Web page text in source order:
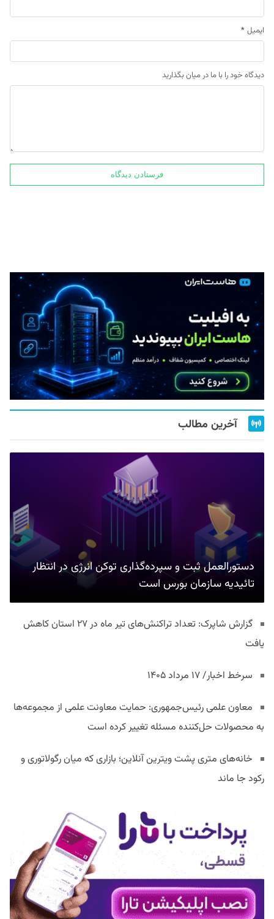
ایمیل *
دیدگاه خود را با ما در میان بگذارید
آخرین مطالب
دستورالعمل ثبت و سپرده‌گذاری توکن انرژی در انتظار
تائیدیه سازمان بورس است
گزارش شاپرک: تعداد تراکنش‌های تیر ماه در ۲۷ استان‌ کاهش
یافت
سرخط اخبار/ ۱۷ مرداد ۱۴۰۵
معاون علمی رئیس‌جمهوری: حمایت معاونت علمی از مجموعه‌ها
به محصولات حل‌کننده مسئله تغییر کرده است
خانه‌های متری پشت ویترین آنلاین؛ بازاری که میان رگولاتوری و
رکود جا ماند